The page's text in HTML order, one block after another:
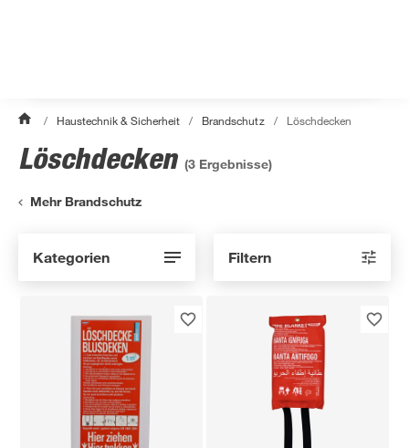
/ Haustechnik & Sicherheit / Brandschutz / Löschdecken
Löschdecken (3 Ergebnisse)
Mehr Brandschutz
Kategorien Filtern